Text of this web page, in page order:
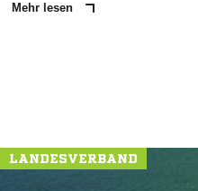
Mehr lesen
LANDESVERBAND